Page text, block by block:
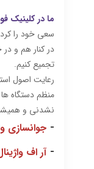
ما در کلینیک
سعی خود را
در کنار هم و
تجمیع کنیم.
رعایت اصول
منظم دستگاه
نشدنی و
- جوانسازی
-آر اف